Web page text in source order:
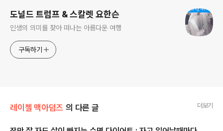
도널드 트럼프 & 스칼렛 요한슨
인생의 의미를 찾아 떠나는 아름다운 여행
구독하기
레이첼 맥아덤즈 의 다른 글 더보기